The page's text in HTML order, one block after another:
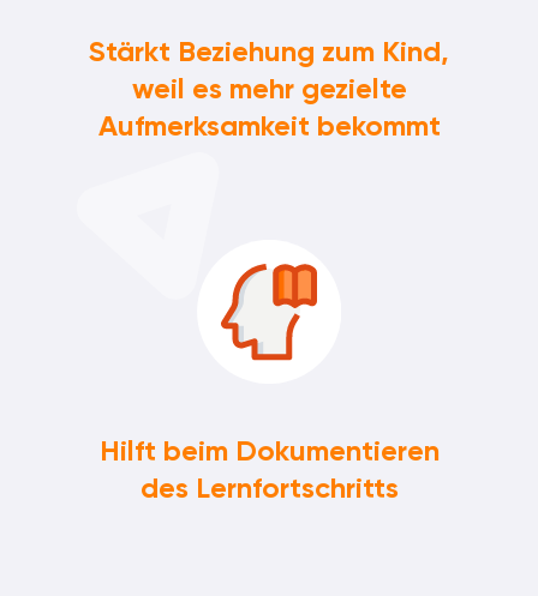
Stärkt Beziehung zum Kind,
weil es mehr gezielte
Aufmerksamkeit bekommt
Hilft beim Dokumentieren
des Lernfortschritts